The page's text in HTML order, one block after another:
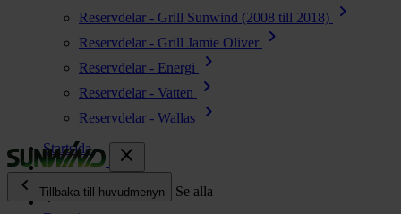
Reservdelar - Grill Sunwind (2008 till 2018) chevron_right
Reservdelar - Grill Jamie Oliver chevron_right
Reservdelar - Energi chevron_right
Reservdelar - Vatten chevron_right
Reservdelar - Wallas
chevron_right
close
chevron_left
Tillbaka till huvudmenyn Se alla
Startsida